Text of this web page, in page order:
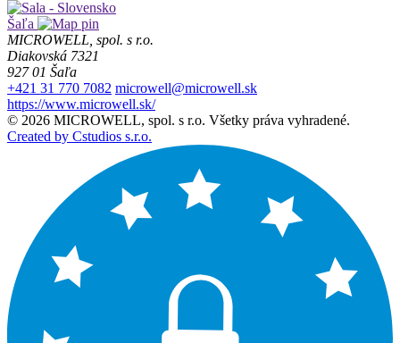
Šaľa
MICROWELL, spol. s r.o.
Diakovská 7321
927 01 Šaľa
+421 31 770 7082 microwell@microwell.sk
https://www.microwell.sk/
© 2026 MICROWELL, spol. s r.o. Všetky práva vyhradené.
Created by Cstudios s.r.o.